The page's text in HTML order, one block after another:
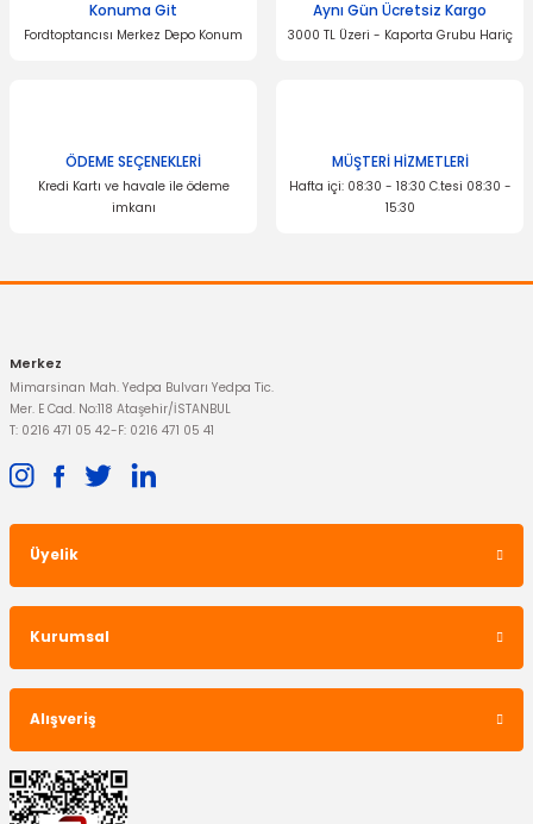
Konuma Git
Fordtoptancısı Merkez Depo Konum
Aynı Gün Ücretsiz Kargo
3000 TL Üzeri - Kaporta Grubu Hariç
ÖDEME SEÇENEKLERİ
Kredi Kartı ve havale ile ödeme
imkanı
MÜŞTERİ HİZMETLERİ
Hafta içi: 08:30 - 18:30 C.tesi 08:30 -
15:30
Merkez
Mimarsinan Mah. Yedpa Bulvarı Yedpa Tic.
Mer. E Cad. No:118 Ataşehir/İSTANBUL
T: 0216 471 05 42-F: 0216 471 05 41
Üyelik
Kurumsal
Alışveriş